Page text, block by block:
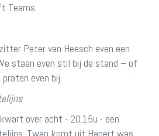
Teams.
Peter van Heesch even een
staan even stil bij de stand – of
even bij.
over acht - 20.15u - een